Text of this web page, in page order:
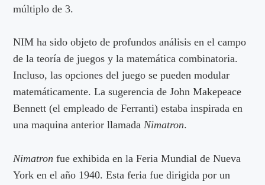
múltiplo de 3.
NIM ha sido objeto de profundos análisis en el campo
de la teoría de juegos y la matemática combinatoria.
Incluso, las opciones del juego se pueden modular
matemáticamente. La sugerencia de John Makepeace
Bennett (el empleado de Ferranti) estaba inspirada en
una maquina anterior llamadaNimatron.
Nimatron fue exhibida en la Feria Mundial de Nueva
York en el año 1940. Esta feria fue dirigida por un